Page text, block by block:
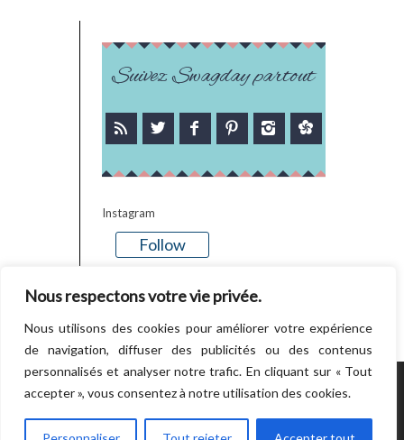
Nous respectons votre vie privée.
Nous utilisons des cookies pour améliorer votre expérience
de navigation, diffuser des publicités ou des contenus
personnalisés et analyser notre trafic. En cliquant sur « Tout
accepter », vous consentez à notre utilisation des cookies.
Suivez Swagday partout
Instagram
Follow
POWERED BY WORDPRESS.CREATED BY
THEMESINDEP